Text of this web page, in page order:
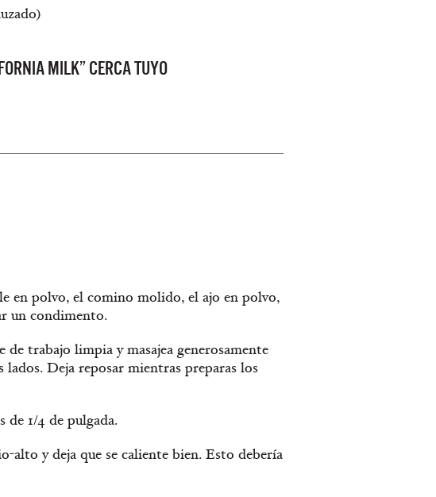
MILK” CERCA TUYO
en polvo, el comino molido, el ajo en polvo,
un condimento.
trabajo limpia y masajea generosamente
Deja reposar mientras preparas los
1/4 de pulgada.
alto y deja que se caliente bien. Esto debería